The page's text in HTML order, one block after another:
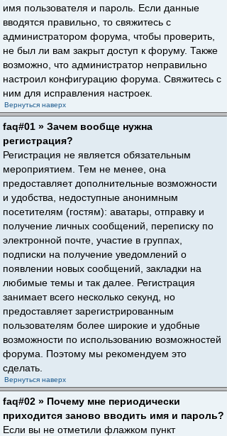
имя пользователя и пароль. Если данные
вводятся правильно, то свяжитесь с
администратором форума, чтобы проверить,
не был ли вам закрыт доступ к форуму. Также
возможно, что администратор неправильно
настроил конфигурацию форума. Свяжитесь с
ним для исправления настроек.
Вернуться наверх
faq#01 » Зачем вообще нужна
регистрация?
Регистрация не является обязательным
мероприятием. Тем не менее, она
предоставляет дополнительные возможности
и удобства, недоступные анонимным
посетителям (гостям): аватары, отправку и
получение личных сообщений, переписку по
электронной почте, участие в группах,
подписки на получение уведомлений о
появлении новых сообщений, закладки на
любимые темы и так далее. Регистрация
занимает всего несколько секунд, но
предоставляет зарегистрированным
пользователям более широкие и удобные
возможности по использованию возможностей
форума. Поэтому мы рекомендуем это
сделать.
Вернуться наверх
faq#02 » Почему мне периодически
приходится заново вводить имя и пароль?
Если вы не отметили флажком пункт